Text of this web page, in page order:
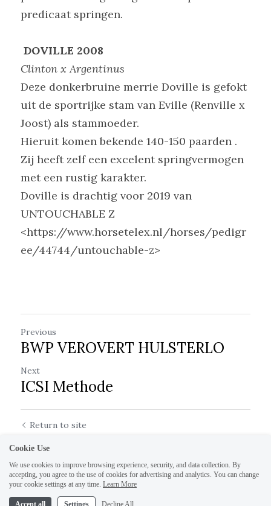
predicaat springen.
DOVILLE 2008
Clinton x Argentinus
Deze donkerbruine merrie Doville is gefokt
uit de sportrijke stam van Eville (Renville x
Joost) als stammoeder.
Hieruit komen bekende 140-150 paarden .
Zij heeft zelf een excelent springvermogen
met een rustig karakter.
Doville is drachtig voor 2019 van
UNTOUCHABLE Z
<https://www.horsetelex.nl/horses/pedigr
ee/44744/untouchable-z>
Previous
BWP VEROVERT HULSTERLO
Next
ICSI Methode
Return to site
Cookie Use
We use cookies to improve browsing experience, security, and data collection. By
accepting, you agree to the use of cookies for advertising and analytics. You can change
your cookie settings at any time. Learn More
Accept all Settings Decline All